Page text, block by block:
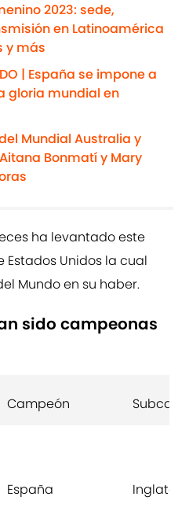
2023: sede,
en Latinoamérica
y más
| España se impone a
gloria mundial en
Mundial Australia y
Bonmatí y Mary
ha levantado este
Unidos la cual
Mundo en su haber.
sido campeonas
Campeón
España